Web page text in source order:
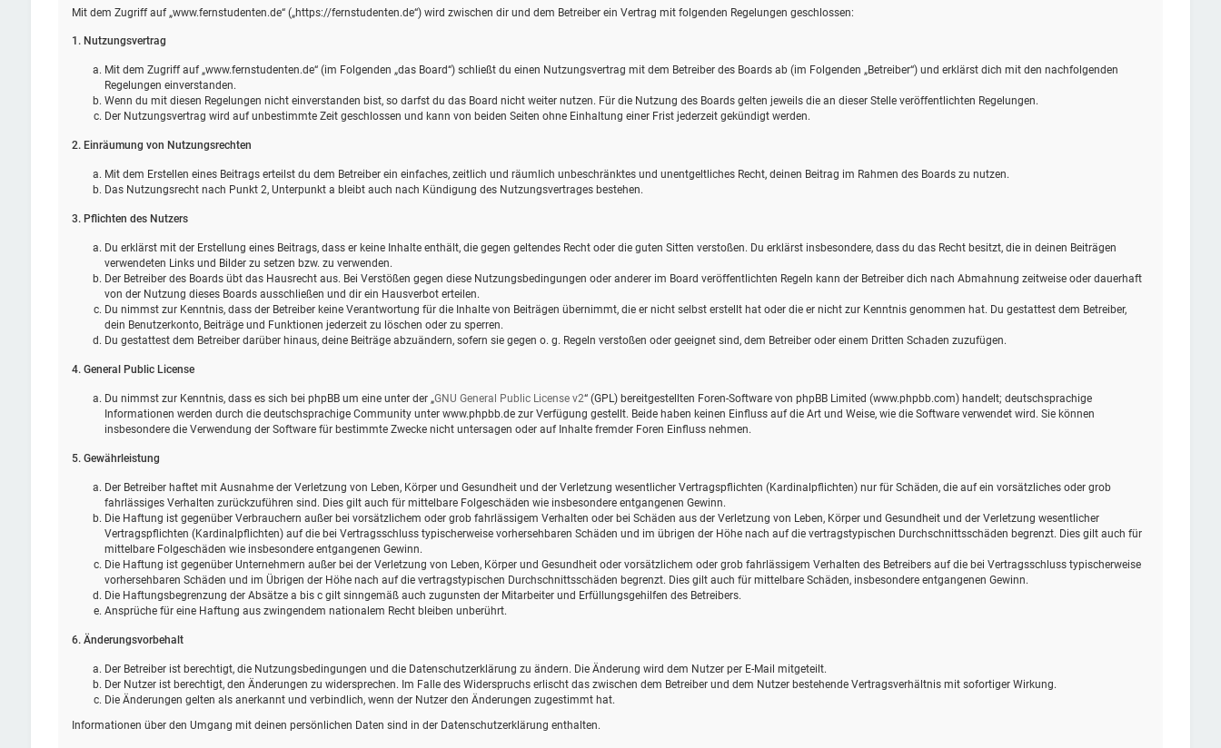
Mit dem Zugriff auf „www.fernstudenten.de“ („https://fernstudenten.de“) wird zwischen dir und dem Betreiber ein Vertrag mit folgenden Regelungen geschlossen:
1. Nutzungsvertrag
Mit dem Zugriff auf „www.fernstudenten.de“ (im Folgenden „das Board“) schließt du einen Nutzungsvertrag mit dem Betreiber des Boards ab (im Folgenden „Betreiber“) und erklärst dich mit den nachfolgenden
Regelungen einverstanden.
Wenn du mit diesen Regelungen nicht einverstanden bist, so darfst du das Board nicht weiter nutzen. Für die Nutzung des Boards gelten jeweils die an dieser Stelle veröffentlichten Regelungen.
Der Nutzungsvertrag wird auf unbestimmte Zeit geschlossen und kann von beiden Seiten ohne Einhaltung einer Frist jederzeit gekündigt werden.
2. Einräumung von Nutzungsrechten
Mit dem Erstellen eines Beitrags erteilst du dem Betreiber ein einfaches, zeitlich und räumlich unbeschränktes und unentgeltliches Recht, deinen Beitrag im Rahmen des Boards zu nutzen.
Das Nutzungsrecht nach Punkt 2, Unterpunkt a bleibt auch nach Kündigung des Nutzungsvertrages bestehen.
3. Pflichten des Nutzers
Du erklärst mit der Erstellung eines Beitrags, dass er keine Inhalte enthält, die gegen geltendes Recht oder die guten Sitten verstoßen. Du erklärst insbesondere, dass du das Recht besitzt, die in deinen Beiträgen
verwendeten Links und Bilder zu setzen bzw. zu verwenden.
Der Betreiber des Boards übt das Hausrecht aus. Bei Verstößen gegen diese Nutzungsbedingungen oder anderer im Board veröffentlichten Regeln kann der Betreiber dich nach Abmahnung zeitweise oder dauerhaft
von der Nutzung dieses Boards ausschließen und dir ein Hausverbot erteilen.
Du nimmst zur Kenntnis, dass der Betreiber keine Verantwortung für die Inhalte von Beiträgen übernimmt, die er nicht selbst erstellt hat oder die er nicht zur Kenntnis genommen hat. Du gestattest dem Betreiber,
dein Benutzerkonto, Beiträge und Funktionen jederzeit zu löschen oder zu sperren.
Du gestattest dem Betreiber darüber hinaus, deine Beiträge abzuändern, sofern sie gegen o. g. Regeln verstoßen oder geeignet sind, dem Betreiber oder einem Dritten Schaden zuzufügen.
4. General Public License
Du nimmst zur Kenntnis, dass es sich bei phpBB um eine unter der „GNU General Public License v2“ (GPL) bereitgestellten Foren-Software von phpBB Limited (www.phpbb.com) handelt; deutschsprachige
Informationen werden durch die deutschsprachige Community unter www.phpbb.de zur Verfügung gestellt. Beide haben keinen Einfluss auf die Art und Weise, wie die Software verwendet wird. Sie können
insbesondere die Verwendung der Software für bestimmte Zwecke nicht untersagen oder auf Inhalte fremder Foren Einfluss nehmen.
5. Gewährleistung
Der Betreiber haftet mit Ausnahme der Verletzung von Leben, Körper und Gesundheit und der Verletzung wesentlicher Vertragspflichten (Kardinalpflichten) nur für Schäden, die auf ein vorsätzliches oder grob
fahrlässiges Verhalten zurückzuführen sind. Dies gilt auch für mittelbare Folgeschäden wie insbesondere entgangenen Gewinn.
Die Haftung ist gegenüber Verbrauchern außer bei vorsätzlichem oder grob fahrlässigem Verhalten oder bei Schäden aus der Verletzung von Leben, Körper und Gesundheit und der Verletzung wesentlicher
Vertragspflichten (Kardinalpflichten) auf die bei Vertragsschluss typischerweise vorhersehbaren Schäden und im übrigen der Höhe nach auf die vertragstypischen Durchschnittsschäden begrenzt. Dies gilt auch für
mittelbare Folgeschäden wie insbesondere entgangenen Gewinn.
Die Haftung ist gegenüber Unternehmern außer bei der Verletzung von Leben, Körper und Gesundheit oder vorsätzlichem oder grob fahrlässigem Verhalten des Betreibers auf die bei Vertragsschluss typischerweise
vorhersehbaren Schäden und im Übrigen der Höhe nach auf die vertragstypischen Durchschnittsschäden begrenzt. Dies gilt auch für mittelbare Schäden, insbesondere entgangenen Gewinn.
Die Haftungsbegrenzung der Absätze a bis c gilt sinngemäß auch zugunsten der Mitarbeiter und Erfüllungsgehilfen des Betreibers.
Ansprüche für eine Haftung aus zwingendem nationalem Recht bleiben unberührt.
6. Änderungsvorbehalt
Der Betreiber ist berechtigt, die Nutzungsbedingungen und die Datenschutzerklärung zu ändern. Die Änderung wird dem Nutzer per E-Mail mitgeteilt.
Der Nutzer ist berechtigt, den Änderungen zu widersprechen. Im Falle des Widerspruchs erlischt das zwischen dem Betreiber und dem Nutzer bestehende Vertragsverhältnis mit sofortiger Wirkung.
Die Änderungen gelten als anerkannt und verbindlich, wenn der Nutzer den Änderungen zugestimmt hat.
Informationen über den Umgang mit deinen persönlichen Daten sind in der Datenschutzerklärung enthalten.